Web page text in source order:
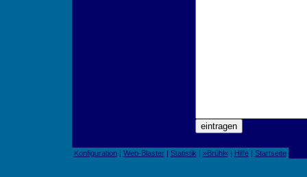
Konfiguration| Web-Blaster| Statistik | »Brühl«| Hilfe| Startseite